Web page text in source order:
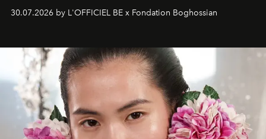
fonkelend Murano-glas creëert de Franse kunstenaar
een emotionele reis waarin elk werk de herinnering
moment van verwondering.
30.07.2026 by L'OFFICIEL BE x Fondation Boghossian